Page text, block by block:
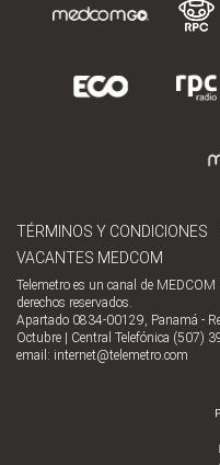
TÉRMINOS Y CONDICIONES
VACANTES MEDCOM
Telemetro es un canal de
derechos reservados.
Apartado 0834-00129, Panamá -
Octubre | Central Telefónica (507)
email: internet@telemetro.com